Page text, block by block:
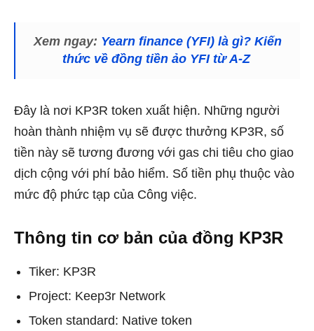
Xem ngay: Yearn finance (YFI) là gì? Kiến
thức về đồng tiền ảo YFI từ A-Z
Đây là nơi KP3R token xuất hiện. Những người
hoàn thành nhiệm vụ sẽ được thưởng KP3R, số
tiền này sẽ tương đương với gas chi tiêu cho giao
dịch cộng với phí bảo hiểm. Số tiền phụ thuộc vào
mức độ phức tạp của Công việc.
Thông tin cơ bản của đồng KP3R
Tiker: KP3R
Project: Keep3r Network
Token standard: Native token